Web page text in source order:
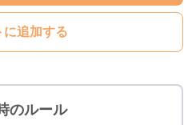
に追加する
のルール